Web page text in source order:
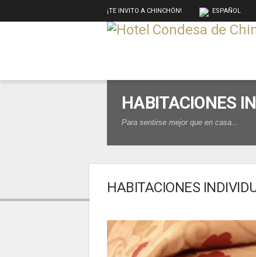
¡TE INVITO A CHINCHÓN! ESPAÑOL
HABITACIONES
Para sentirse mejor que en casa...
HABITACIONES